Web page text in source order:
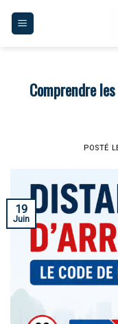
Comprendre
POSTÉ
19
Juin